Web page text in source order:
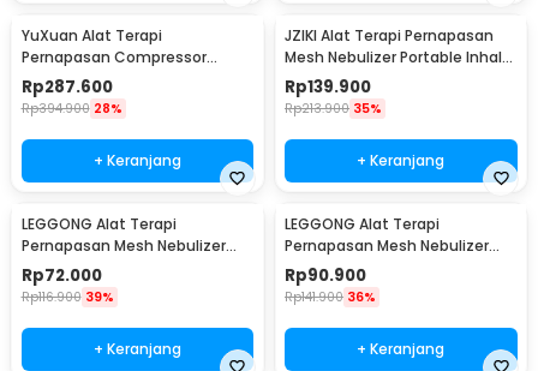
YuXuan Alat Terapi
Pernapasan Compressor
Nebulizer Inhaler Atomizer -
CNB-69021
Rp287.600
Rp394.900 28%
+ Keranjang
JZIKI Alat Terapi Pernapasan
Mesh Nebulizer Portable Inhaler
Atomizer - ZK-Q3
Rp139.900
Rp213.900 35%
+ Keranjang
LEGGONG Alat Terapi
Pernapasan Mesh Nebulizer
Portable Inhaler Plug In - HSK-
W005
Rp72.000
Rp116.900 39%
+ Keranjang
LEGGONG Alat Terapi
Pernapasan Mesh Nebulizer
Portable Inhaler Rechargeable
- HSK-W005
Rp90.900
Rp141.900 36%
+ Keranjang